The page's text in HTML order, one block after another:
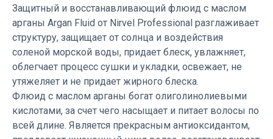
Защитный и восстанавливающий флюид с маслом
арганы Argan Fluid от Nirvel Professional разглаживает
структуру, защищает от солнца и воздействия
соленой морской воды, придает блеск, увлажняет,
облегчает процесс сушки и укладки, освежает, не
утяжеляет и не придает жирного блеска.
Флюид с маслом арганы богат олиголинолиевыми
кислотами, за счет чего насыщает и питает волосы по
всей длине. Является прекрасным антиоксидантом,